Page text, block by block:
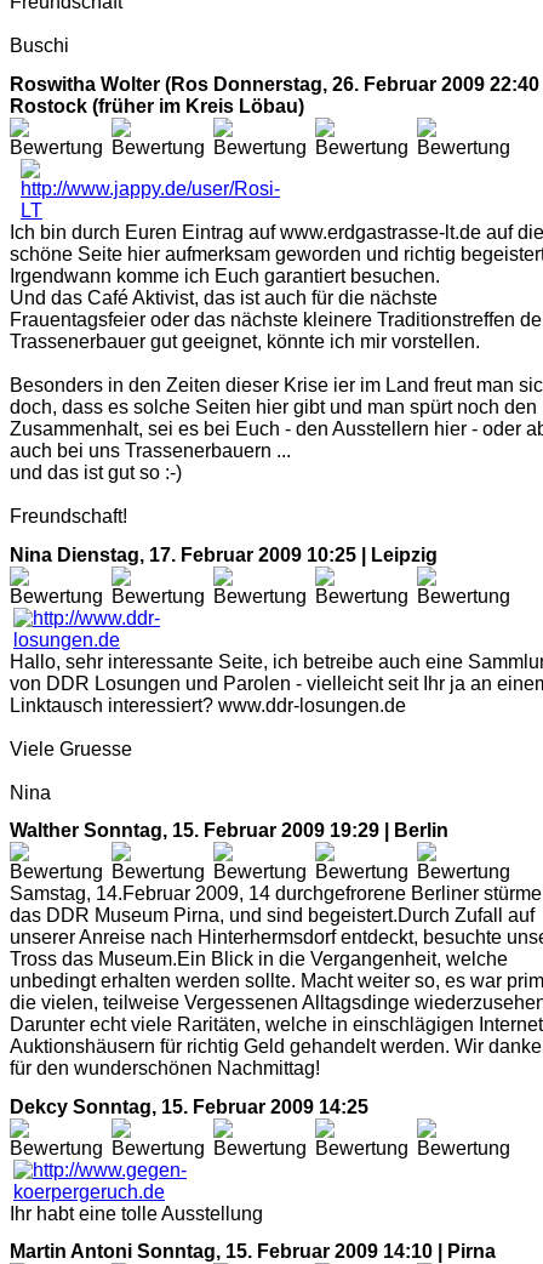
Buschi
Roswitha Wolter (Ros Donnerstag, 26. Februar 2009 22:40
Rostock (früher im Kreis Löbau)
Ich bin durch Euren Eintrag auf www.erdgastrasse-lt.de auf die
schöne Seite hier aufmerksam geworden und richtig
Irgendwann komme ich Euch garantiert besuchen.
Und das Café Aktivist, das ist auch für die nächste
Frauentagsfeier oder das nächste kleinere Traditionstreffen
Trassenerbauer gut geeignet, könnte ich mir vorstellen.
Besonders in den Zeiten dieser Krise ier im Land freut man
doch, dass es solche Seiten hier gibt und man spürt noch den
Zusammenhalt, sei es bei Euch - den Ausstellern hier - oder
auch bei uns Trassenerbauern ...
und das ist gut so :-)
Freundschaft!
Nina Dienstag, 17. Februar 2009 10:25 | Leipzig
Hallo, sehr interessante Seite, ich betreibe auch eine
von DDR Losungen und Parolen - vielleicht seit Ihr ja an
Linktausch interessiert? www.ddr-losungen.de
Viele Gruesse
Nina
Walther Sonntag, 15. Februar 2009 19:29 | Berlin
Samstag, 14.Februar 2009, 14 durchgefrorene Berliner
das DDR Museum Pirna, und sind begeistert.Durch Zufall auf
unserer Anreise nach Hinterhermsdorf entdeckt, besuchte
Tross das Museum.Ein Blick in die Vergangenheit, welche
unbedingt erhalten werden sollte. Macht weiter so, es war
die vielen, teilweise Vergessenen Alltagsdinge
Darunter echt viele Raritäten, welche in einschlägigen
Auktionshäusern für richtig Geld gehandelt werden. Wir
für den wunderschönen Nachmittag!
Dekcy Sonntag, 15. Februar 2009 14:25
Ihr habt eine tolle Ausstellung
Martin Antoni Sonntag, 15. Februar 2009 14:10 | Pirna